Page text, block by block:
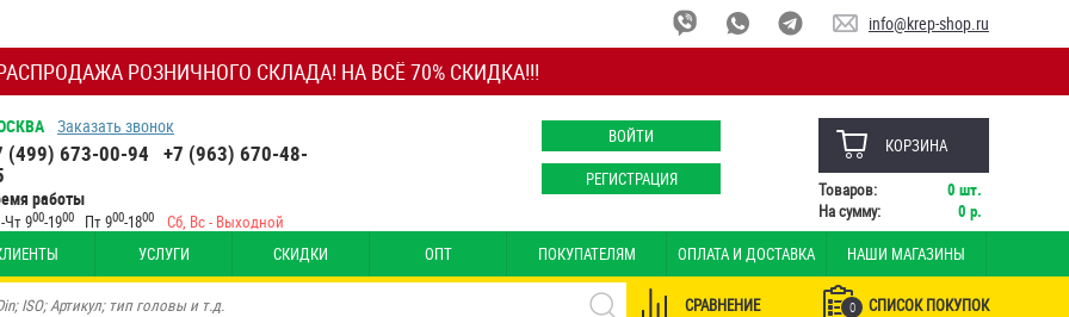
РОЗНИЧНОГО СКЛАДА! НА ВСЁ 70% СКИДКА!!!
info@krep-shop.ru
Заказать звонок
(499) 673-00-94 +7 (963) 670-48-
работы
Чт 900-1900 Пт 900-1800 Сб, Вс - Выходной
ВОЙТИ
РЕГИСТРАЦИЯ
КОРЗИНА
Товаров: 0 шт.
На сумму:
0 р.
УСЛУГИ СКИДКИ ОПТ ПОКУПАТЕЛЯМ ОПЛАТА И ДОСТАВКА НАШИ МАГАЗИНЫ
0 СПИСОК ПОКУПОК
СРАВНЕНИЕ